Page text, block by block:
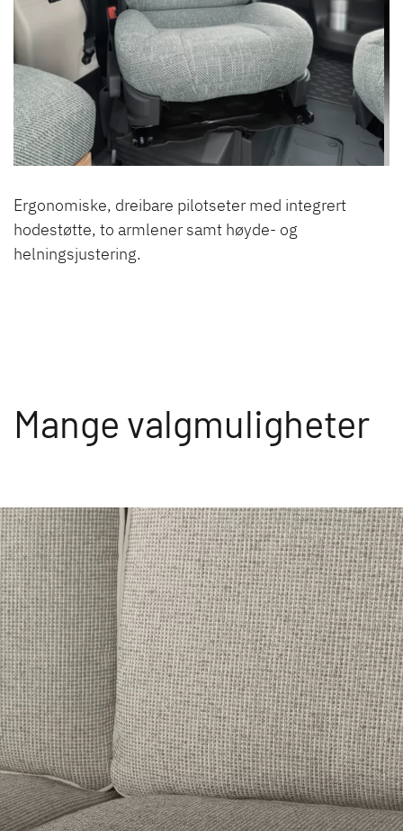
Ergonomiske, dreibare pilotseter med integrert
hodestøtte, to armlener samt høyde- og
helningsjustering.
Mange valgmuligheter